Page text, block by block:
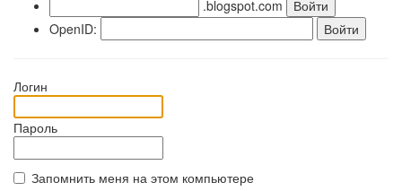
.blogspot.com
OpenID:
Логин
Пароль
Запомнить меня на этом компьютере